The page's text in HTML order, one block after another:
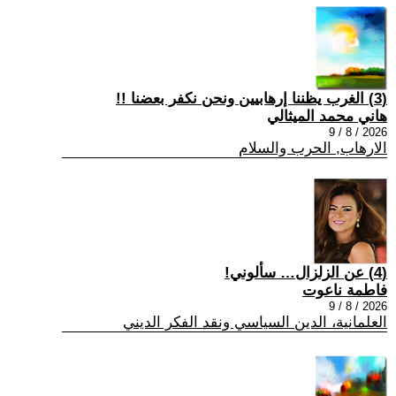
(3) الغرب يظننا إرهابيين ونحن نكفر بعضنا !!
هاني محمد الميثالي
2026 / 8 / 9
الارهاب, الحرب والسلام
(4) عن الزلزال… سألوني!
فاطمة ناعوت
2026 / 8 / 9
العلمانية، الدين السياسي ونقد الفكر الديني